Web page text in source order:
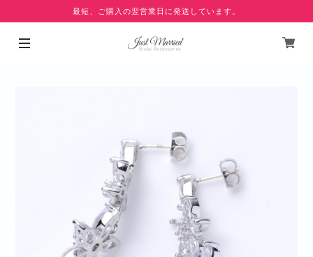
最短、ご購入の翌営業日に発送しています。